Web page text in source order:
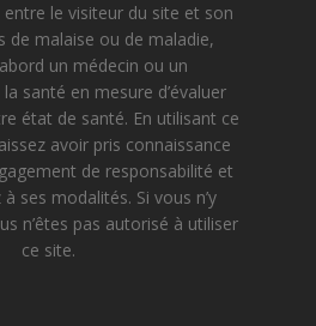
le visiteur du site et son
de malaise ou de maladie,
un médecin ou un
santé en mesure d’évaluer
état de santé. En utilisant ce
avoir pris connaissance
de responsabilité et
ses modalités. Si vous n’y
n’êtes pas autorisé à utiliser
ce site.